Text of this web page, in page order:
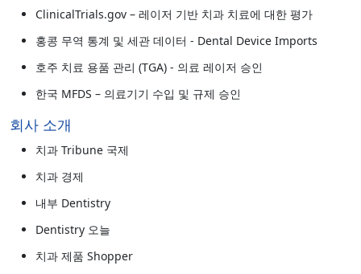
ClinicalTrials.gov – 레이저 기반 치과 치료에 대한 평가
홍콩 무역 통계 및 세관 데이터 - Dental Device Imports
호주 치료 용품 관리 (TGA) - 의료 레이저 승인
한국 MFDS – 의료기기 수입 및 규제 승인
회사 소개
치과 Tribune 국제
치과 경제
내부 Dentistry
Dentistry 오늘
치과 제품 Shopper